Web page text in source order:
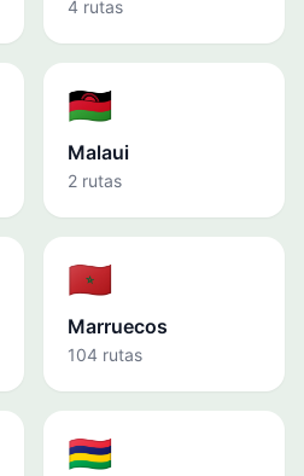
4 rutas
🇲🇼
Malaui
2 rutas
🇲🇦
Marruecos
104 rutas
🇲🇺